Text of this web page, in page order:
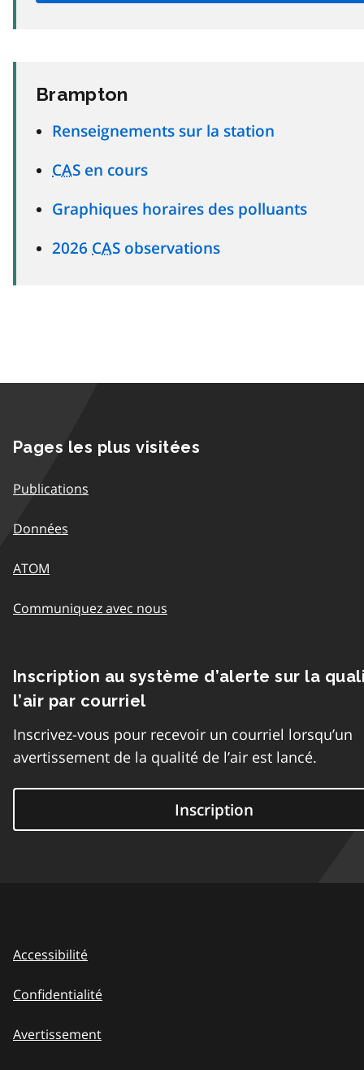
Brampton
Renseignements sur la station
CAS en cours
Graphiques horaires des polluants
2026 CAS observations
Pages les plus visitées
Publications
Données
ATOM
Communiquez avec nous
Inscription au système d’alerte sur la
l’air par courriel
Inscrivez-vous pour recevoir un courriel lorsqu’un
avertissement de la qualité de l’air est lancé.
Inscription
Accessibilité
Confidentialité
Avertissement